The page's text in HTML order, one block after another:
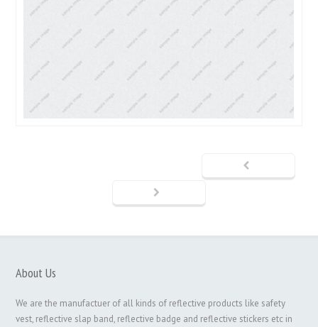
About Us
We are the manufactuer of all kinds of reflective products like safety
vest, reflective slap band, reflective badge and reflective stickers etc in